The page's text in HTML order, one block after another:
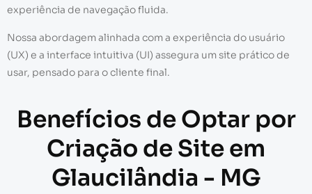
experiência de navegação fluida.
Nossa abordagem alinhada com a experiência do usuário
(UX) e a interface intuitiva (UI) assegura um site prático de
usar, pensado para o cliente final.
Benefícios de Optar por
Criação de Site em
Glaucilândia - MG